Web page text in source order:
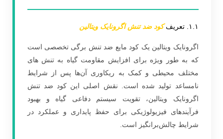
۱.۱. تعریف کود ضد تنش اگرونایک ویتالین
اگرونایک ویتالین یک کود مایع ضد تنش برگی تخصصی است
که به طور ویژه برای افزایش مقاومت گیاه به تنش های
مختلف محیطی و کمک به ریکاوری آن‌ها پس از شرایط
نامساعد تولید شده است. نقش اصلی این کود ضد تنش
اگرونایک ویتالین، تقویت سیستم دفاعی گیاه و بهبود
فرآیندهای فیزیولوژیکی برای حفظ پایداری و عملکرد در
شرایط چالش‌برانگیز است.